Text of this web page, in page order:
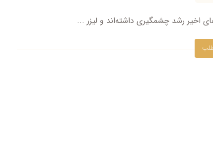
اخیر رشد چشمگیری داشته‌اند و لیزر ...